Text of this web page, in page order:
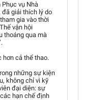
vụ Nhà
đã giải thích lý do
gia vào thời
vận hội
thoáng qua mà
hơn cả thể thao.
những sự kiện
không chỉ vì kỹ
đại diện: sự
hạn chế định